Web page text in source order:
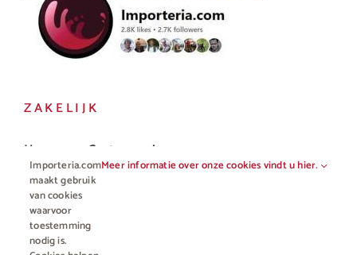
ZAKELIJK
Horeca en Gastronomie
Vakhandel
Importeria.com
maakt gebruik
van cookies
waarvoor
toestemming
nodig is.
Meer informatie over onze cookies vindt u hier.